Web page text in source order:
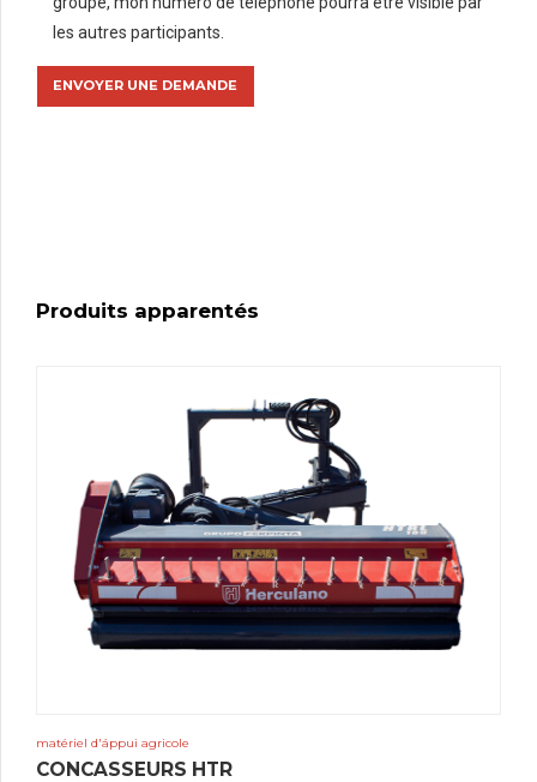
les autres participants.
Produits apparentés
matériel d'áppui agricole
CONCASSEURS HTR